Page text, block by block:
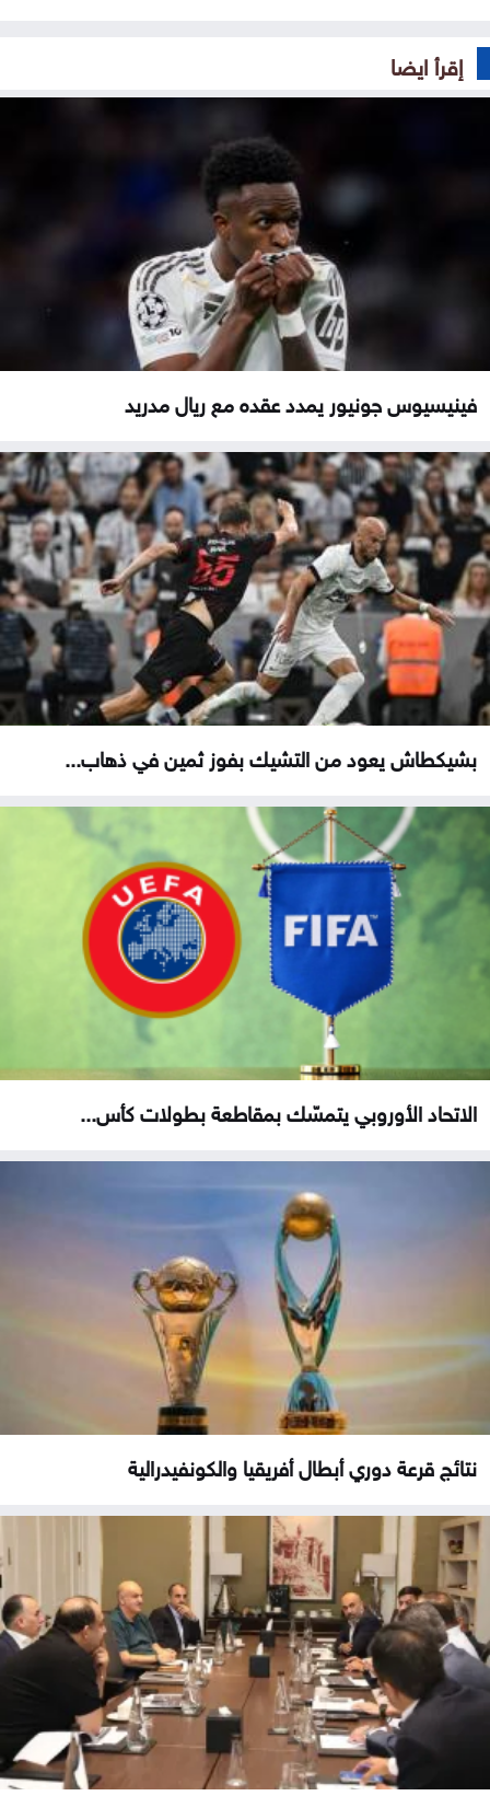
إقرأ ايضا
فينيسيوس جونيور يمدد عقده مع ريال مدريد
بشيكطاش يعود من التشيك بفوز ثمين في ذهاب...
الاتحاد الأوروبي يتمسّك بمقاطعة بطولات كأس...
نتائج قرعة دوري أبطال أفريقيا والكونفيدرالية